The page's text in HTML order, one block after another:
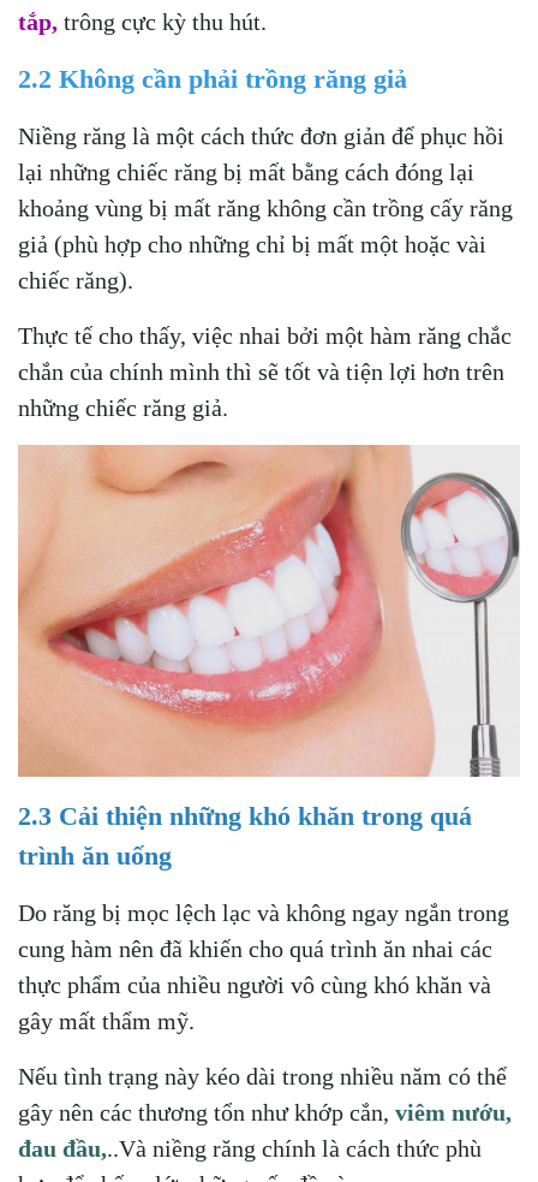
tắp, trông cực kỳ thu hút.
2.2 Không cần phải trồng răng giả
Niềng răng là một cách thức đơn giản để phục hồi
lại những chiếc răng bị mất bằng cách đóng lại
khoảng vùng bị mất răng không cần trồng cấy răng
giả (phù hợp cho những chỉ bị mất một hoặc vài
chiếc răng).
Thực tế cho thấy, việc nhai bởi một hàm răng chắc
chắn của chính mình thì sẽ tốt và tiện lợi hơn trên
những chiếc răng giả.
2.3 Cải thiện những khó khăn trong quá
trình ăn uống
Do răng bị mọc lệch lạc và không ngay ngắn trong
cung hàm nên đã khiến cho quá trình ăn nhai các
thực phẩm của nhiều người vô cùng khó khăn và
gây mất thẩm mỹ.
Nếu tình trạng này kéo dài trong nhiều năm có thể
gây nên các thương tổn như khớp cắn, viêm nướu,
đau đầu,..Và niềng răng chính là cách thức phù